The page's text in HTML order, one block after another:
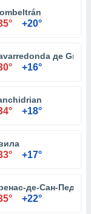
+20°
де
+16°
+18°
+17°
де-Сан-Педро
+22°